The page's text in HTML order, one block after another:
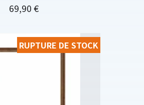
Prix
69,90 €
RUPTURE DE STOCK